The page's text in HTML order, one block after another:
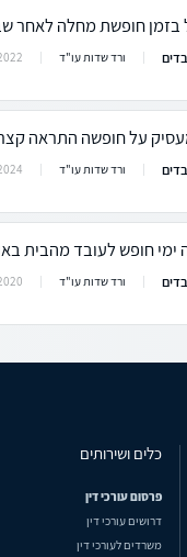
בזמן חופשת מחלה לאחר
ורד שדות עו"ד
על חופשה התראה
ורד שדות עו"ד
ימי חופש לעובד מהבית
ורד שדות עו"ד
כלים ושירותים
פרסום עורכי דין
דרושים עורכי דין
משרדים לעורכי דין